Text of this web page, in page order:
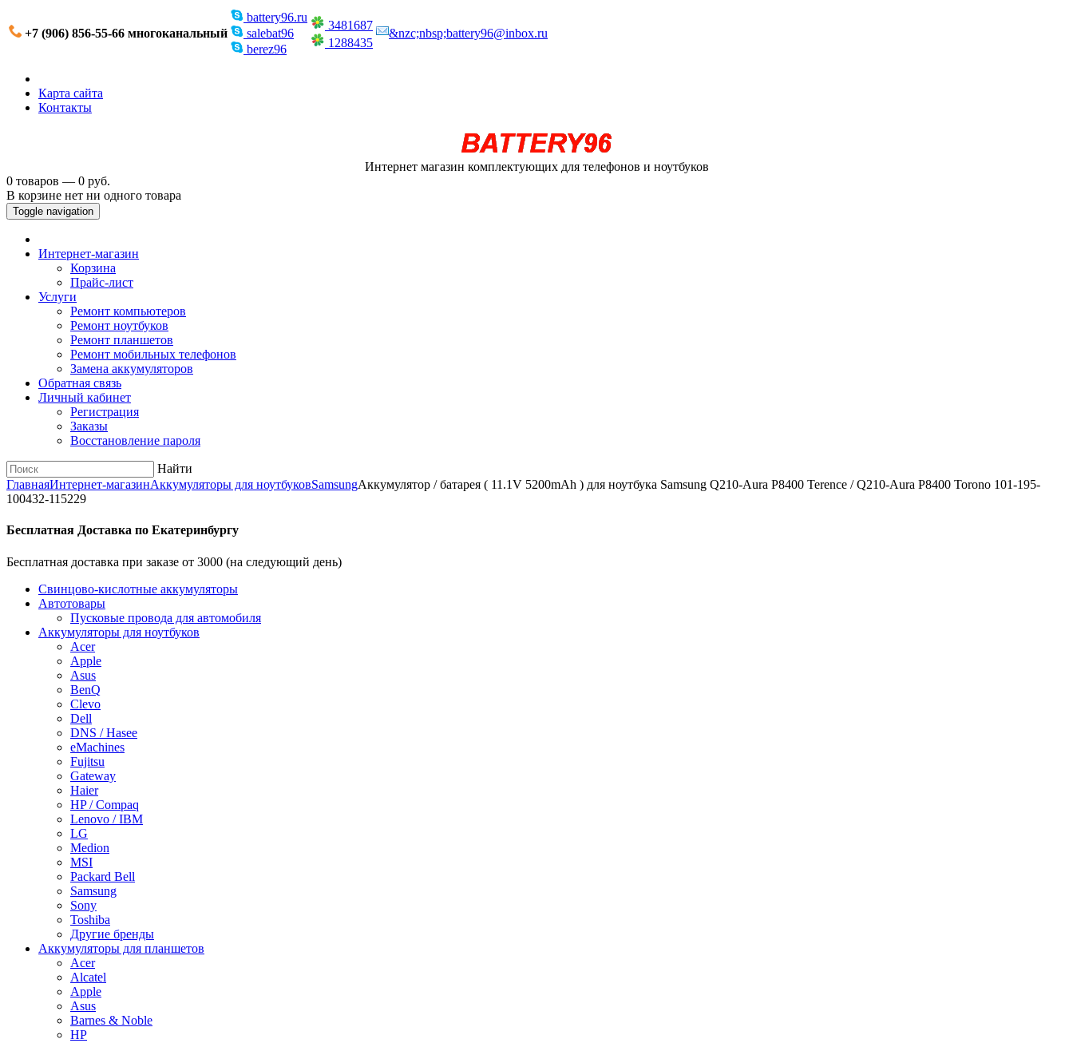
+7 (906) 856-55-66 многоканальный
battery96.ru
salebat96
berez96
3481687
1288435
&nzc;nbsp;battery96@inbox.ru
Карта сайта
Контакты
Интернет магазин комплектующих для телефонов и ноутбуков
0 товаров — 0 руб.
В корзине нет ни одного товара
Toggle navigation
Интернет-магазин
Корзина
Прайс-лист
Услуги
Ремонт компьютеров
Ремонт ноутбуков
Ремонт планшетов
Ремонт мобильных телефонов
Замена аккумуляторов
Обратная связь
Личный кабинет
Регистрация
Заказы
Восстановление пароля
Найти
ГлавнаяИнтернет-магазинАккумуляторы для ноутбуковSamsungАккумулятор / батарея ( 11.1V 5200mAh ) для ноутбука Samsung Q210-Aura P8400 Terence / Q210-Aura P8400 Torono 101-195-
100432-115229
Бесплатная Доставка по Екатеринбургу
Бесплатная доставка при заказе от 3000 (на следующий день)
Cвинцово-кислотные аккумуляторы
Автотовары
Пусковые провода для автомобиля
Аккумуляторы для ноутбуков
Acer
Apple
Asus
BenQ
Clevo
Dell
DNS / Hasee
eMachines
Fujitsu
Gateway
Haier
HP / Compaq
Lenovo / IBM
LG
Medion
MSI
Packard Bell
Samsung
Sony
Toshiba
Другие бренды
Аккумуляторы для планшетов
Acer
Alcatel
Apple
Asus
Barnes & Noble
HP